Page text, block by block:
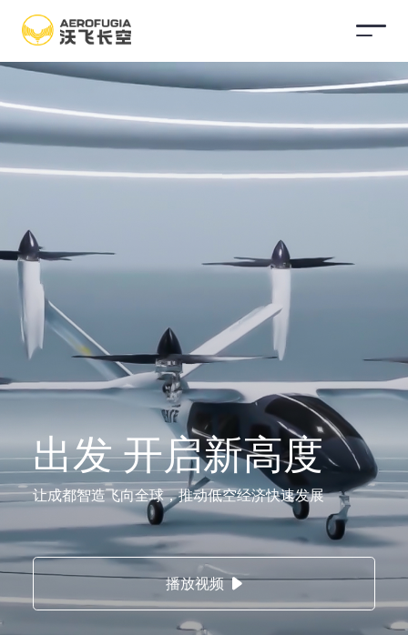
出发 开启新高度
让成都智造飞向全球，推动低空经济快速发展
播放视频